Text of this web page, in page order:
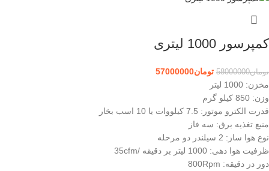
کمپرسور 1000 لیتری
تومان58000000 تومان57000000
مخزن: 1000 لیتر
وزن: 850 کیلو گرم
قدرت الکترو موتور: 7.5 کیلووات یا 10 اسب بخار
منبع تغذیه برق: سه فاز
نوع هوا ساز: 2 سیلندر دو مرحله
ظرفیت هوا دهی: 1000 لیتر بر دقیقه /35cfm
دور در دقیقه: 800Rpm